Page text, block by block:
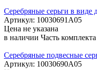
Серебряные серьги в виде
Артикул: 10030691А05
Цена не указана
в наличии Часть комплекта
Серебряные подвесные
Артикул: 10030690А05